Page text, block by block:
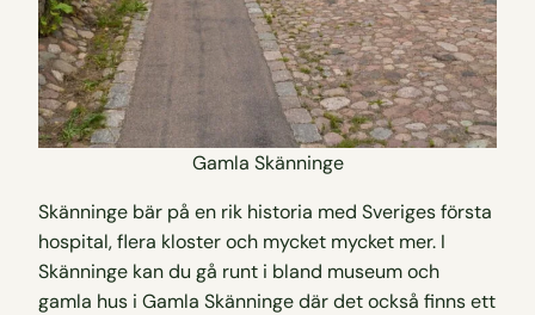
Gamla Skänninge
Skänninge bär på en rik historia med Sveriges första
hospital, flera kloster och mycket mycket mer. I
Skänninge kan du gå runt i bland museum och
gamla hus i Gamla Skänninge där det också finns ett